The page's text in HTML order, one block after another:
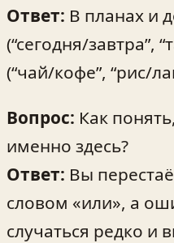
Ответ: В планах и
(“сегодня/завтра”,
(“чай/кофе”, “рис/
Вопрос: Как
именно здесь?
Ответ: Вы
словом «или», а
случаться редко и